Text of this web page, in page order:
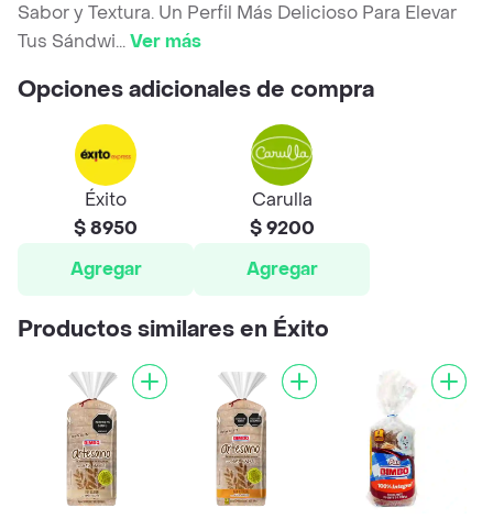
Sabor y Textura. Un Perfil Más Delicioso Para Elevar
Tus Sándwi...Ver más
Opciones adicionales de compra
Éxito
$ 8950
Agregar
Carulla
$ 9200
Agregar
Productos similares en Éxito